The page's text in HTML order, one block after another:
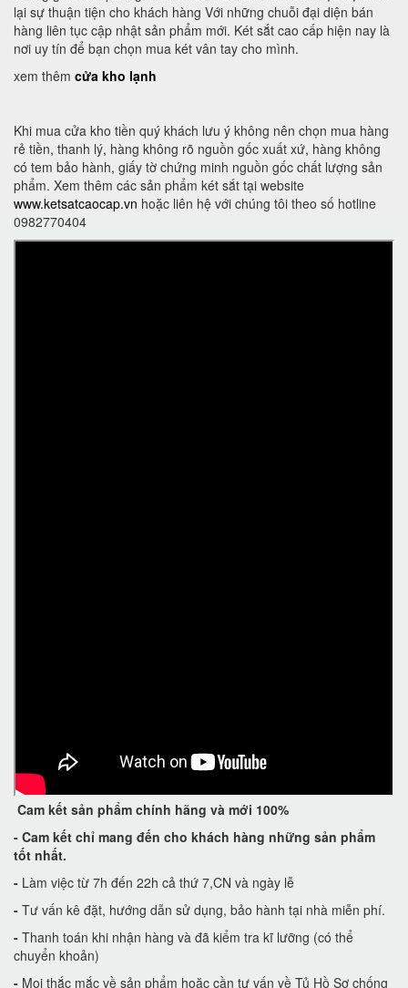
lại sự thuận tiện cho khách hàng Với những chuỗi đại diện bán
hàng liên tục cập nhật sản phẩm mới. Két sắt cao cấp hiện nay là
nơi uy tín để bạn chọn mua két vân tay cho mình.
xem thêm cửa kho lạnh
Khi mua cửa kho tiền quý khách lưu ý không nên chọn mua hàng
rẻ tiền, thanh lý, hàng không rõ nguồn gốc xuất xứ, hàng không
có tem bảo hành, giấy tờ chứng minh nguồn gốc chất lượng sản
phẩm. Xem thêm các sản phẩm két sắt tại website
www.ketsatcaocap.vn hoặc liên hệ với chúng tôi theo số hotline
0982770404
Cam kết sản phẩm chính hãng và mới 100%
- Cam kết chỉ mang đến cho khách hàng những sản phẩm
tốt nhất.
- Làm việc từ 7h đến 22h cả thứ 7,CN và ngày lễ
- Tư vấn kê đặt, hướng dẫn sử dụng, bảo hành tại nhà miễn phí.
- Thanh toán khi nhận hàng và đã kiểm tra kĩ lưỡng (có thể
chuyển khoản)
- Mọi thắc mắc về sản phẩm hoặc cần tư vấn về Tủ Hồ Sơ chống